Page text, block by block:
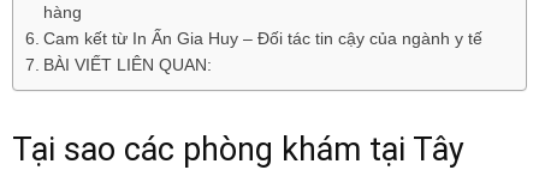
hàng
Cam kết từ In Ấn Gia Huy – Đối tác tin cậy của ngành y tế
BÀI VIẾT LIÊN QUAN:
Tại sao các phòng khám tại Tây